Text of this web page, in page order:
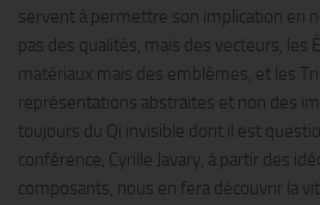
servent à permettre son implication en
pas des qualités, mais des vecteurs, les
matériaux mais des emblèmes, et les
représentations abstraites et non des
toujours du Qi invisible dont il est
conférence, Cyrille Javary, à partir des
composants, nous en fera découvrir la